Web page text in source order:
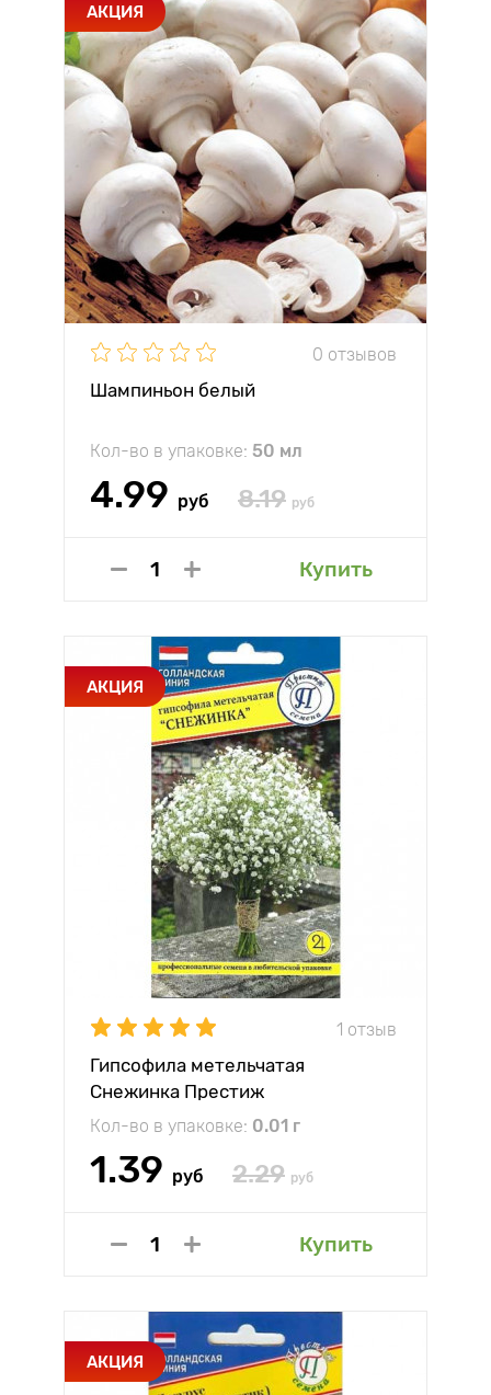
АКЦИЯ
0 отзывов
Шампиньон белый
Кол-во в упаковке: 50 мл
4.99 руб 8.19 руб
Купить
АКЦИЯ
1 отзыв
Гипсофила метельчатая
Снежинка Престиж
Кол-во в упаковке: 0.01 г
1.39 руб 2.29 руб
Купить
АКЦИЯ